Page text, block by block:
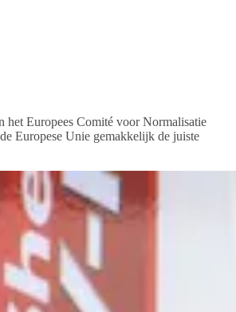
het Europees Comité voor Normalisatie
Europese Unie gemakkelijk de juiste